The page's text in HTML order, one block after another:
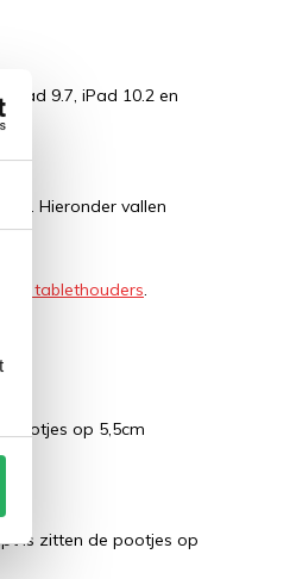
9.7, iPad 10.2 en
Hieronder vallen
tablethouders.
pootjes op 5,5cm
is zitten de pootjes op